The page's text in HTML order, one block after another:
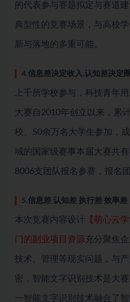
的代表参与赛题拟定与赛道
典型性的竞赛场景，与高校
新与落地的多重可能。
4.信息差决定收入,认知差决定
上千所学校参与，科技青年
大赛自2010年创立以来，累
校、50余万名大学生参加，
域的国家级赛事本届大赛共
8006支团队报名参赛，报名
5.信息差 认知差 执行差 效率差
本次竞赛内容设计 【萌心云
门的副业项目资源充分聚焦
技术、管理等现实问题，与
密，智能文字识别技术是大
一智能文字识别技术融合了